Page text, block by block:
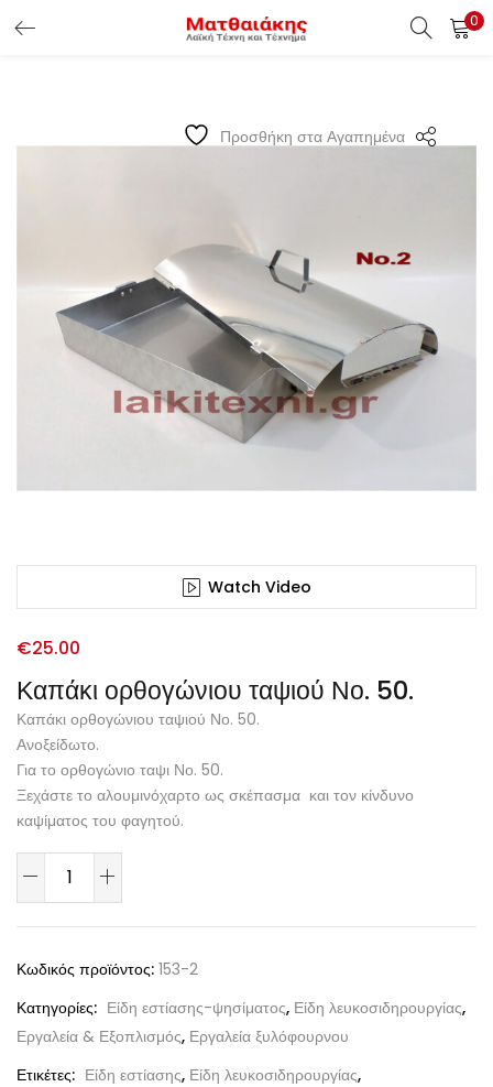
0
Προσθήκη στα Αγαπημένα
Watch Video
Καπάκι ορθογώνιου ταψιού Νο. 50.
€25.00
Καπάκι ορθογώνιου ταψιού Νο. 50.
Ανοξείδωτο.
Για το ορθογώνιο ταψι Νο. 50.
Ξεχάστε το αλουμινόχαρτο ως σκέπασμα και τον κίνδυνο
καψίματος του φαγητού.
Κωδικός προϊόντος: 153-2
Κατηγορίες: Είδη εστίασης-ψησίματος, Είδη λευκοσιδηρουργίας,
Εργαλεία & Εξοπλισμός, Εργαλεία ξυλόφουρνου
Ετικέτες: Είδη εστίασης, Είδη λευκοσιδηρουργίας,
ΕΊΣΟΔΟΣ ΠΕΛΑΤΏΝ
Υπενθύμιση κωδικού
Είσοδος Πελατών
Χάσατε τον κωδικό σας ?